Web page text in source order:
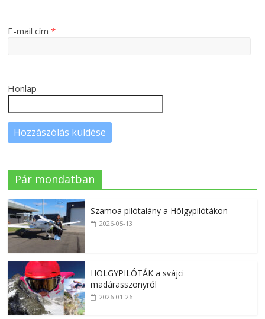
E-mail cím*
Honlap
Pár mondatban
Szamoa pilótalány a Hölgypilótákon
2026-05-13
HÖLGYPILÓTÁK a svájci
madárasszonyról
2026-01-26